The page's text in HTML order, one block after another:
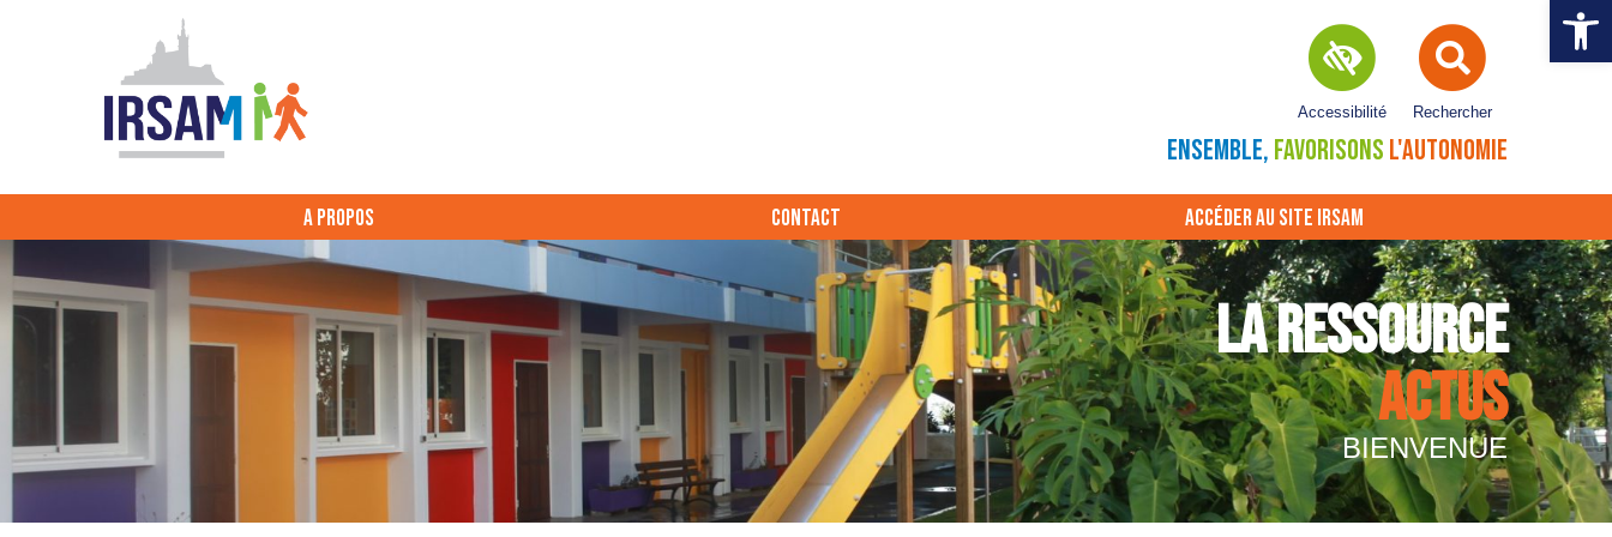
Ouvrir
Rechercher
Accessibilité
ENSEMBLE, FAVORISONS L'AUTONOMIE
A PROPOS CONTACT ACCÉDER AU SITE IRSAM
LA RESSOURCE
ACTUS
BIENVENUE